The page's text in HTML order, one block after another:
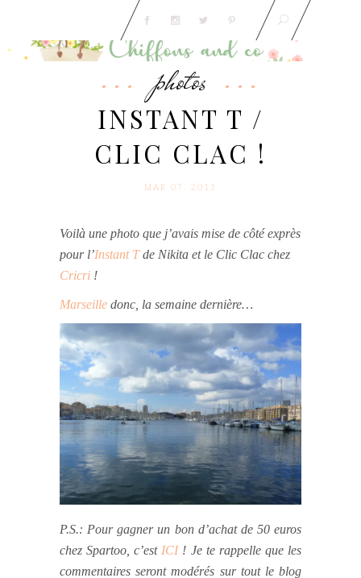
photos
INSTANT T /
CLIC CLAC !
MAR 07. 2013
Voilà une photo que j’avais mise de côté exprès
pour l’Instant Tde Nikita et le Clic Clac chez
Cricri !
Marseille donc, la semaine dernière…
P.S.: Pour gagner un bon d’achat de 50 euros
chez Spartoo, c’est ICI! Je te rappelle que les
commentaires seront modérés sur tout le blog